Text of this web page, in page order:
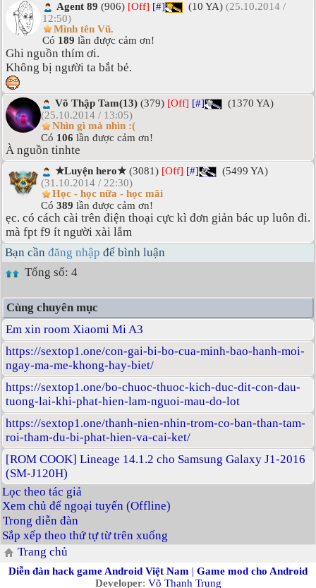
Agent 89 (906) [Off] [#] (10 YA) (25.10.2014 /
12:50)
Mình tên Vũ.
Có 189 lần được cảm ơn!
Ghi nguồn thím ơi.
Không bị người ta bắt bẻ.
Võ Thập Tam(13) (379) [Off] [#]
(1370 YA)
(25.10.2014 / 13:05)
Nhìn gì mà nhìn :(
Có 106 lần được cảm ơn!
À nguồn tinhte
★Luyện hero★(3081) [Off] [#]
(5499 YA)
(31.10.2014 / 22:30)
Học - học nữa - học mãi
Có 389 lần được cảm ơn!
ẹc. có cách cài trên điện thoại cực kì đơn giản bác up luôn đi.
mà fpt f9 ít người xài lắm
Bạn cần đăng nhập để bình luận
Tổng số: 4
Cùng chuyên mục
Em xin room Xiaomi Mi A3
https://sextop1.one/con-gai-bi-bo-cua-minh-bao-hanh-moi-
ngay-ma-me-khong-hay-biet/
https://sextop1.one/bo-chuoc-thuoc-kich-duc-dit-con-dau-
tuong-lai-khi-phat-hien-lam-nguoi-mau-do-lot
https://sextop1.one/thanh-nien-nhin-trom-co-ban-than-tam-
roi-tham-du-bi-phat-hien-va-cai-ket/
[ROM COOK] Lineage 14.1.2 cho Samsung Galaxy J1-2016
(SM-J120H)
Lọc theo tác giả
Xem chủ để ngoại tuyến (Offline)
Trong diễn đàn
Sắp xếp theo thứ tự từ trên xuống
Trang chủ
Diễn đàn hack game Android Việt Nam | Game mod cho Android
Developer: Võ Thanh Trung